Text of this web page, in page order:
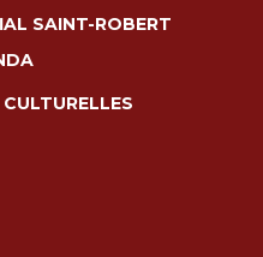
SAINT-ROBERT